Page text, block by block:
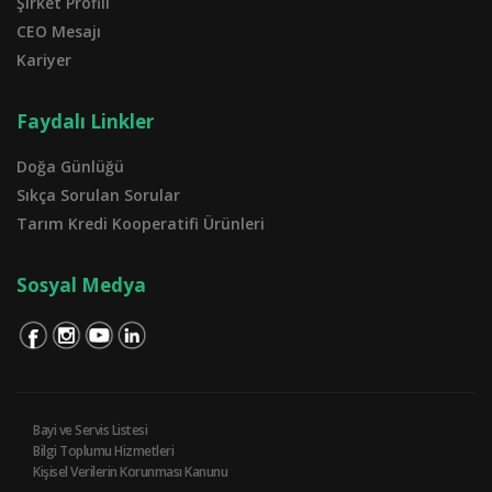
CEO Mesajı
Kariyer
Faydalı Linkler
Doğa Günlüğü
Sıkça Sorulan Sorular
Tarım Kredi Kooperatifi Ürünleri
Sosyal Medya
Bayi ve Servis Listesi
Bilgi Toplumu Hizmetleri
Kişisel Verilerin Korunması Kanunu